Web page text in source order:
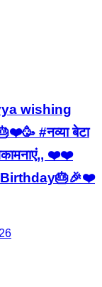
wishing
#नव्या बेटा
❤️❤️